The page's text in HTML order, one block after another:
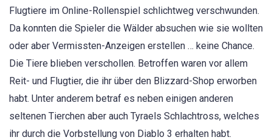
Flugtiere im Online-Rollenspiel schlichtweg verschwunden.
Da konnten die Spieler die Wälder absuchen wie sie wollten
oder aber Vermissten-Anzeigen erstellen … keine Chance.
Die Tiere blieben verschollen. Betroffen waren vor allem
Reit- und Flugtier, die ihr über den Blizzard-Shop erworben
habt. Unter anderem betraf es neben einigen anderen
seltenen Tierchen aber auch Tyraels Schlachtross, welches
ihr durch die Vorbstellung von Diablo 3 erhalten habt.